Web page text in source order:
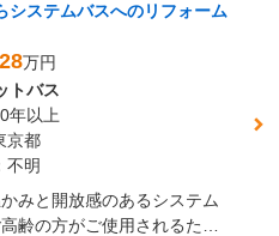
システムバスへのリフォーム
万円
トバス
年以上
京都
不明
みと開放感のあるシステム
齢の方がご使用されるため